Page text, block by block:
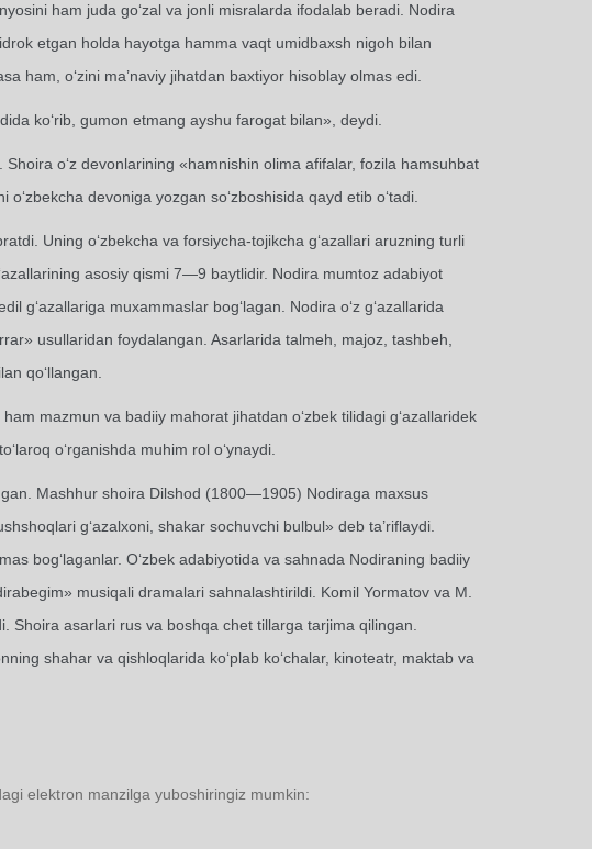
ham juda go‘zal va jonli misralarda ifodalab beradi. Nodira
etgan holda hayotga hamma vaqt umidbaxsh nigoh bilan
ham, o‘zini ma’naviy jihatdan baxtiyor hisoblay olmas edi.
ko‘rib, gumon etmang ayshu farogat bilan», deydi.
o‘z devonlarining «hamnishin olima afifalar, fozila hamsuhbat
devoniga yozgan so‘zboshisida qayd etib o‘tadi.
Uning o‘zbekcha va forsiycha-tojikcha g‘azallari aruzning turli
asosiy qismi 7—9 baytlidir. Nodira mumtoz adabiyot
g‘azallariga muxammaslar bog‘lagan. Nodira o‘z g‘azallarida
usullaridan foydalangan. Asarlarida talmeh, majoz, tashbeh,
qo‘llangan.
mazmun va badiiy mahorat jihatdan o‘zbek tilidagi g‘azallaridek
o‘rganishda muhim rol o‘ynaydi.
Mashhur shoira Dilshod (1800—1905) Nodiraga maxsus
g‘azalxoni, shakar sochuvchi bulbul» deb ta’riflaydi.
bog‘laganlar. O‘zbek adabiyotida va sahnada Nodiraning badiiy
musiqali dramalari sahnalashtirildi. Komil Yormatov va M.
Shoira asarlari rus va boshqa chet tillarga tarjima qilingan.
shahar va qishloqlarida ko‘plab ko‘chalar, kinoteatr, maktab va
elektron manzilga yuboshiringiz mumkin: